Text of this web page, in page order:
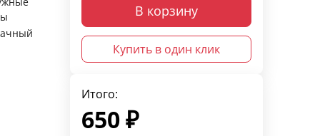
В корзину
Купить в один клик
Итого:
650₽